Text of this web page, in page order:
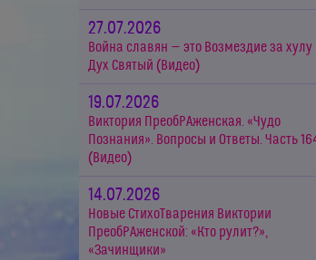
27.07.2026
Война славян — это Возмездие за хулу
Дух Святый (Видео)
19.07.2026
Виктория ПреобРАженская. «Чудо
Познания». Вопросы и Ответы. Часть
(Видео)
14.07.2026
Новые СтихоТварения Виктории
ПреобРАженской: «Кто рулит?»,
«Зачинщики»